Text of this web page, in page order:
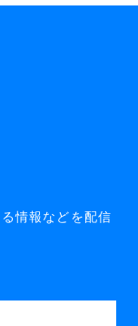
情報などを配信